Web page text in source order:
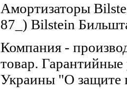
Амортизаторы
87_) Bilstein
Компания -
товар. Гарантийные
Украины "О защите